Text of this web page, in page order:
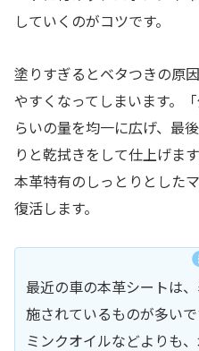
していくのがコツです。
塗りすぎるとベタつきの原
やすくなってしまいます。
らいの量を均一に広げ、最
りと乾拭きをして仕上げま
本革特有のしっとりとした
復活します。
最近の車の本革シートは
施されているものが多い
ミンクオイルなどよりも